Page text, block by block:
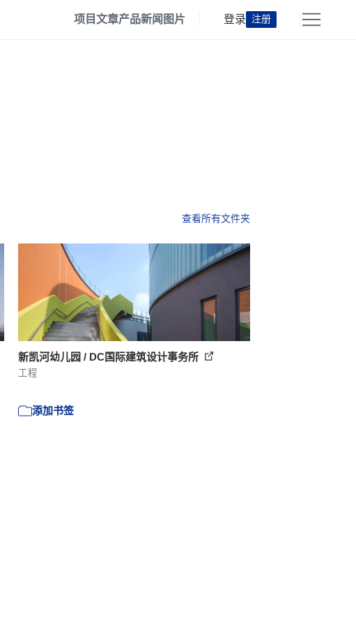
项目文章产品新闻 图片 登录 注册
查看所有文件夹
新凯河幼儿园 / DC国际建筑设计事务所
工程
添加书签